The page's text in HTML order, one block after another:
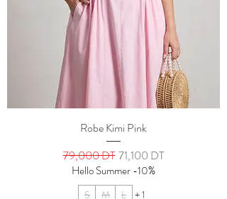
Robe Kimi Pink
Prix original
79,000 DTPrix promotionnel
71,100 DT
Hello Summer -10%
S M L + 1